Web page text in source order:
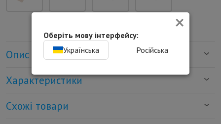
Опис
Характеристики
Схожі товари
×
Оберіть мову інтерфейсу:
Українська
Російська